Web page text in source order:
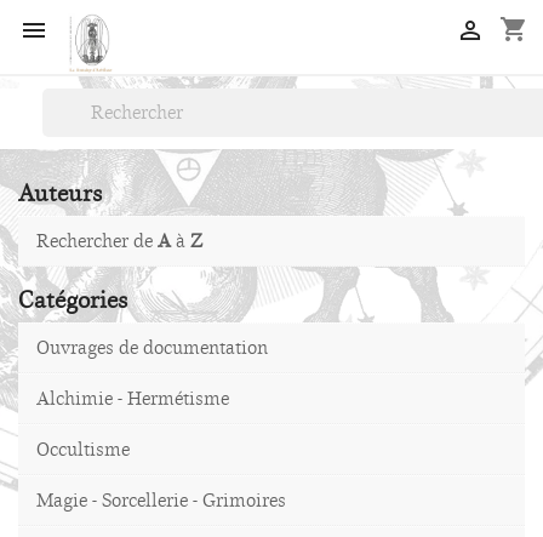
 shopping_cart

Auteurs
Rechercher deAàZ
Catégories
Ouvrages de documentation
Alchimie - Hermétisme
Occultisme
Magie - Sorcellerie - Grimoires